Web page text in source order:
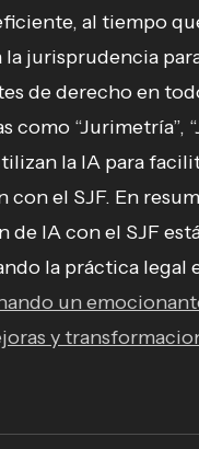
al tiempo
la jurisprudencia
de derecho en
como “Jurimetría”,
la IA para
con el SJF. En
de IA con el SJF
la práctica legal
un
y